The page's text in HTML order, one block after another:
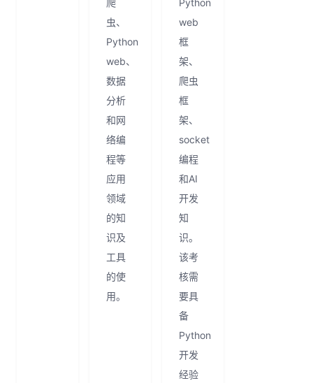
爬
虫、
Python
web、
数据
分析
和网
络编
程等
应用
领域
的知
识及
工具
的使
用。
Python
web
框
架、
爬虫
框
架、
socket
编程
和AI
开发
知
识。
该考
核需
要具
备
Python
开发
经验